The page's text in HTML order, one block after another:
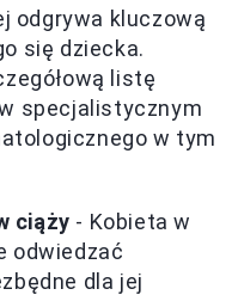
odgrywa kluczową
się dziecka.
listę
specjalistycznym
w tym
ciąży - Kobieta w
odwiedzać
dla jej